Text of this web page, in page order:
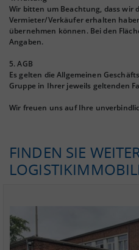
Wir bitten um Beachtung, dass wir
Vermieter/Verkäufer erhalten
übernehmen können. Bei den
Angaben.
5. AGB
Es gelten die Allgemeinen
Gruppe in Ihrer jeweils geltenden
Wir freuen uns auf Ihre
FINDEN SIE